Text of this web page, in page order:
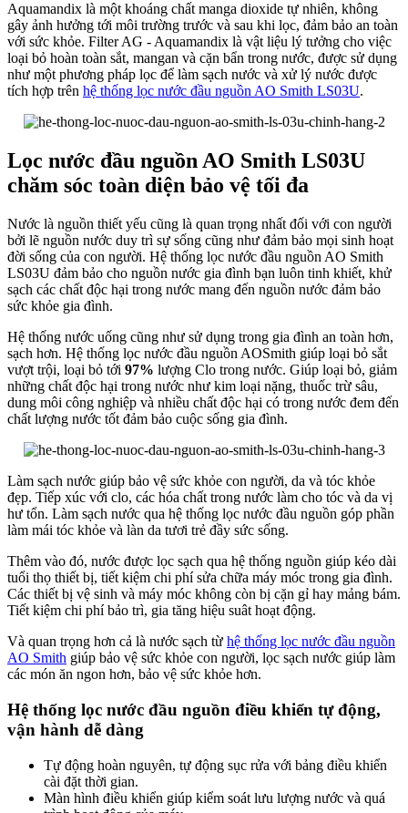
Aquamandix là một khoáng chất manga dioxide tự nhiên, không
gây ảnh hưởng tới môi trường trước và sau khi lọc, đảm bảo an toàn
với sức khỏe. Filter AG - Aquamandix là vật liệu lý tưởng cho việc
loại bỏ hoàn toàn sắt, mangan và cặn bẩn trong nước, được sử dụng
như một phương pháp lọc để làm sạch nước và xử lý nước được
tích hợp trên hệ thống lọc nước đầu nguồn AO Smith LS03U.
Lọc nước đầu nguồn AO Smith LS03U
chăm sóc toàn diện bảo vệ tối đa
Nước là nguồn thiết yếu cũng là quan trọng nhất đối với con người
bởi lẽ nguồn nước duy trì sự sống cũng như đảm bảo mọi sinh hoạt
đời sống của con người. Hệ thống lọc nước đầu nguồn AO Smith
LS03U đảm bảo cho nguồn nước gia đình bạn luôn tinh khiết, khử
sạch các chất độc hại trong nước mang đến nguồn nước đảm bảo
sức khỏe gia đình.
Hệ thống nước uống cũng như sử dụng trong gia đình an toàn hơn,
sạch hơn. Hệ thống lọc nước đầu nguồn AOSmith giúp loại bỏ sắt
vượt trội, loại bỏ tới 97% lượng Clo trong nước. Giúp loại bỏ, giảm
những chất độc hại trong nước như kim loại nặng, thuốc trừ sâu,
dung môi công nghiệp và nhiều chất độc hại có trong nước đem đến
chất lượng nước tốt đảm bảo cuộc sống gia đình.
Làm sạch nước giúp bảo vệ sức khỏe con người, da và tóc khỏe
đẹp. Tiếp xúc với clo, các hóa chất trong nước làm cho tóc và da vị
hư tổn. Làm sạch nước qua hệ thống lọc nước đầu nguồn góp phần
làm mái tóc khỏe và làn da tươi trẻ đầy sức sống.
Thêm vào đó, nước được lọc sạch qua hệ thống nguồn giúp kéo dài
tuổi thọ thiết bị, tiết kiệm chi phí sửa chữa máy móc trong gia đình.
Các thiết bị vệ sinh và máy móc không còn bị cặn gỉ hay mảng bám.
Tiết kiệm chi phí bảo trì, gia tăng hiệu suât hoạt động.
Và quan trọng hơn cả là nước sạch từ hệ thống lọc nước đầu nguồn
AO Smith giúp bảo vệ sức khỏe con người, lọc sạch nước giúp làm
các món ăn ngon hơn, bảo vệ sức khỏe hơn.
Hệ thống lọc nước đầu nguồn điều khiển tự động,
vận hành dễ dàng
Tự động hoàn nguyên, tự động sục rửa với bảng điều khiển
cài đặt thời gian.
Màn hình điều khiển giúp kiểm soát lưu lượng nước và quá